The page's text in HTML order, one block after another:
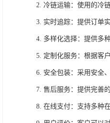
2. 冷链运输：使用的冷
3. 实时追踪：提供订单
4. 多样化选择：提供多
5. 定制化服务：根据客
6. 安全包装：采用安全
7. 售后服务：提供完善
8. 在线支付：支持多种